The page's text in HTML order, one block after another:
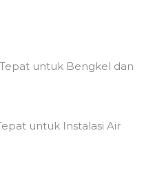
untuk Bengkel dan
untuk Instalasi Air